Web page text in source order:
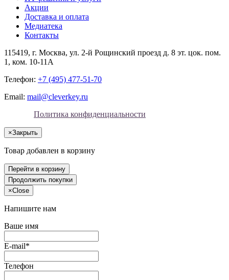
Акции
Доставка и оплата
Медиатека
Контакты
115419, г. Москва, ул. 2-й Рощинский проезд д. 8 эт. цок. пом.
1, ком. 10-11А
Телефон: +7 (495) 477-51-70
Email: mail@cleverkey.ru
Политика конфиденциальности
×Закрыть
Товар добавлен в корзину
Перейти в корзину
Продолжить покупки
×Close
Напишите нам
Ваше имя
E-mail*
Телефон